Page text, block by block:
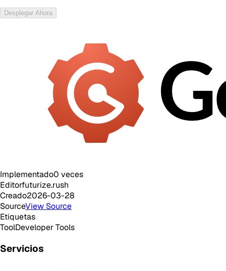
Desplegar Ahora
Implementado0 veces
Editorfuturize.rush
Creado2026-03-28
SourceView Source
Etiquetas
ToolDeveloper Tools
Servicios